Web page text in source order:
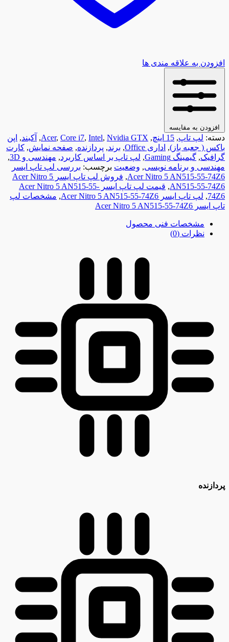
افزودن به علاقه مندی ها
افزودن به مقایسه
دسته: لپ تاپ, 15 اینچ ,
Acer, Core i7, Intel, Nvidia GTX
, آکبند, اپن
باکس ( جعبه باز), اداری Office , برند, پردازنده, صفحه نمایش, کارت
گرافیک, گیمینگ Gaming , لپ تاپ بر اساس کاربرد, مهندسی و 3D
,
مهندسی و برنامه نویسی, وضعیت برچسب: بررسی لپ تاپ ایسر
Acer Nitro 5 AN515-55-74Z6
,
فروش لپ تاپ ایسر Acer Nitro 5
AN515-55-74Z6
,
قیمت لپ تاپ ایسر Acer Nitro 5 AN515-55-
74Z6
, لپ تاپ ایسر Acer Nitro 5 AN515-55-74Z6 , مشخصات لپ
تاپ ایسر Acer Nitro 5 AN515-55-74Z6
مشخصات فنی محصول
نظرات (0)
پردازنده